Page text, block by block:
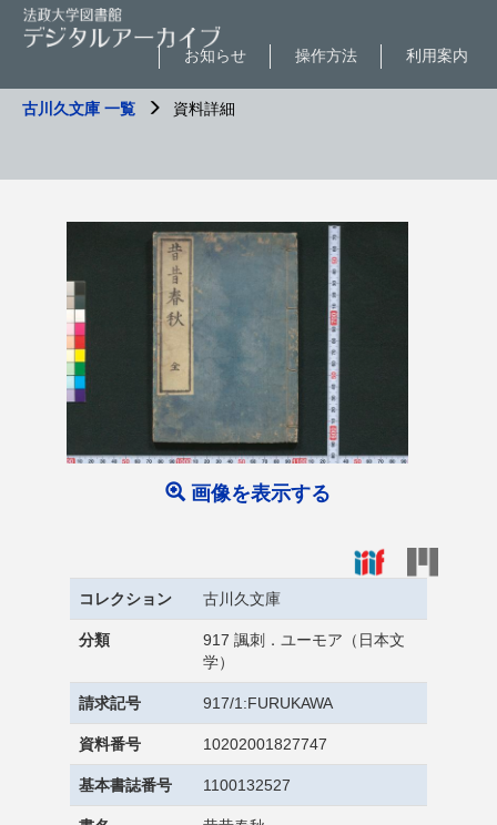
利用案内
操作方法
お知らせ
古川久文庫 一覧 資料詳細
画像を表示する
コレクション 古川久文庫
分類
917 諷刺．ユーモア（日本文
学）
請求記号 917/1:FURUKAWA
資料番号 10202001827747
基本書誌番号 1100132527